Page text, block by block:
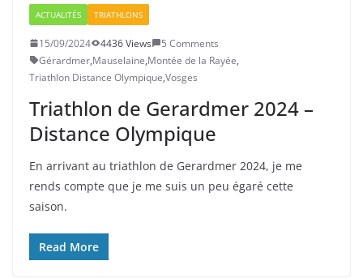
ACTUALITÉS TRIATHLONS
15/09/2024 4436 Views
5 Comments
Gérardmer,Mauselaine,Montée de la Rayée,
Triathlon Distance Olympique,Vosges
Triathlon de Gerardmer 2024 –
Distance Olympique
En arrivant au triathlon de Gerardmer 2024, je me
rends compte que je me suis un peu égaré cette
saison.
Read More